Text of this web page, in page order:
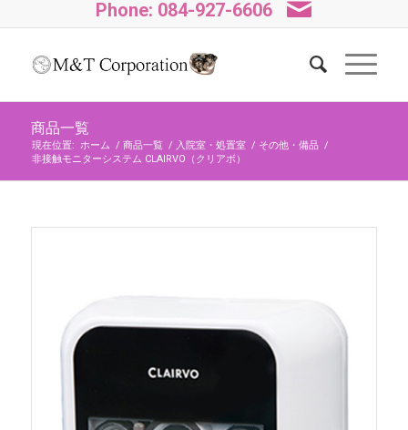
Phone: 084-927-6606
商品一覧
現在位置: ホーム / 商品一覧 / 入院室・処置室 / その他・備品 /
非接触モニターシステム CLAIRVO（クリアボ）